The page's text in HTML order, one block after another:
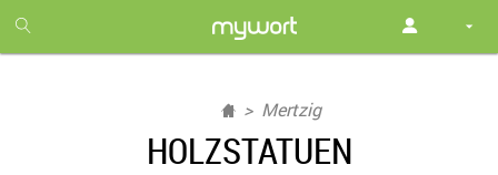
month
free
Mertzig
HOLZSTATUEN